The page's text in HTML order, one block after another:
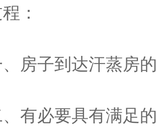
：
房子到达汗蒸房
有必要具有满足